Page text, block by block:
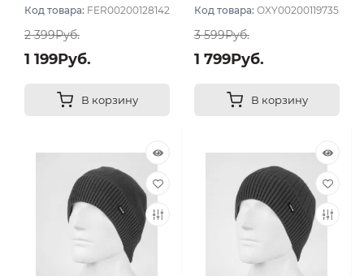
Код товара: FER00200128142
2 399Руб.
1 199Руб.
В корзину
Код товара: OXY00200119735
3 599Руб.
1 799Руб.
В корзину